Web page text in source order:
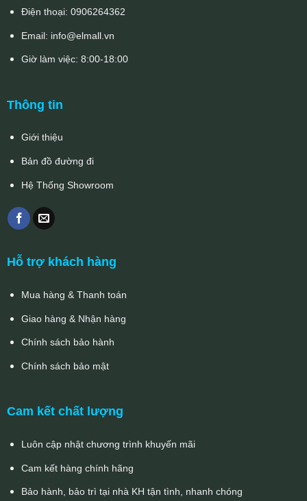
Điện thoại: 0906264362
Email: info@elmall.vn
Giờ làm việc: 8:00-18:00
Thông tin
Giới thiệu
Bản đồ đường đi
Hệ Thống Showroom
Hỗ trợ khách hàng
Mua hàng & Thanh toán
Giao hàng & Nhận hàng
Chính sách bảo hành
Chính sách bảo mật
Cam kết chất lượng
Luôn cập nhật chương trình khuyến mãi
Cam kết hàng chính hãng
Bảo hành, bảo trì tại nhà KH tận tình, nhanh chóng